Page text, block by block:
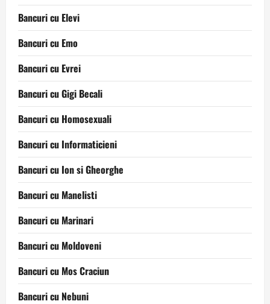
Bancuri cu Elevi
Bancuri cu Emo
Bancuri cu Evrei
Bancuri cu Gigi Becali
Bancuri cu Homosexuali
Bancuri cu Informaticieni
Bancuri cu Ion si Gheorghe
Bancuri cu Manelisti
Bancuri cu Marinari
Bancuri cu Moldoveni
Bancuri cu Mos Craciun
Bancuri cu Nebuni